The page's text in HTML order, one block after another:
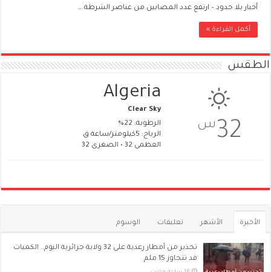
أخبار بلا حدود – ارتفع عدد المصابين من عناصر الشرطة …
أكمل القراءة »
الطقس
32 س
Algeria
Clear Sky
الرطوبة: 22%
الرياح: 5كيلومتر/ساعة ق
العظمى 32 • الصغرى 32
الأخيرة الأشهر تعليقات الوسوم
تحذير من أمطار رعدية على 32 ولاية جزائرية اليوم.. الكميات
قد تتجاوز 15 ملم